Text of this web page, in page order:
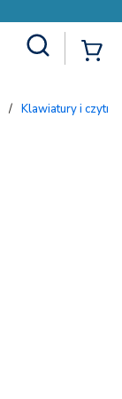
/ Klawiatury i